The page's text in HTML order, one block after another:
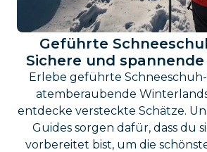
Geführte
Sichere und
Erlebe geführte
atemberaubende
entdecke versteckte Schätze.
Guides sorgen dafür, dass du
vorbereitet bist, um die